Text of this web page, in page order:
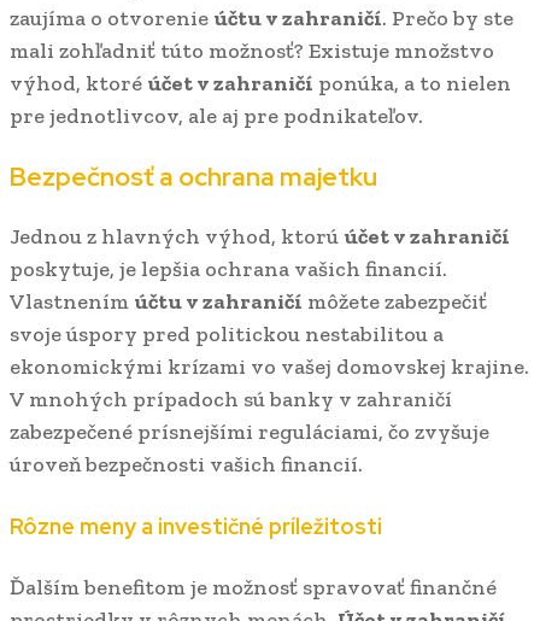
zaujíma o otvorenie účtu v zahraničí. Prečo by ste
mali zohľadniť túto možnosť? Existuje množstvo
výhod, ktoré účet v zahraničí ponúka, a to nielen
pre jednotlivcov, ale aj pre podnikateľov.
Bezpečnosť a ochrana majetku
Jednou z hlavných výhod, ktorú účet v zahraničí
poskytuje, je lepšia ochrana vašich financií.
Vlastnením účtu v zahraničí môžete zabezpečiť
svoje úspory pred politickou nestabilitou a
ekonomickými krízami vo vašej domovskej krajine.
V mnohých prípadoch sú banky v zahraničí
zabezpečené prísnejšími reguláciami, čo zvyšuje
úroveň bezpečnosti vašich financií.
Rôzne meny a investičné príležitosti
Ďalším benefitom je možnosť spravovať finančné